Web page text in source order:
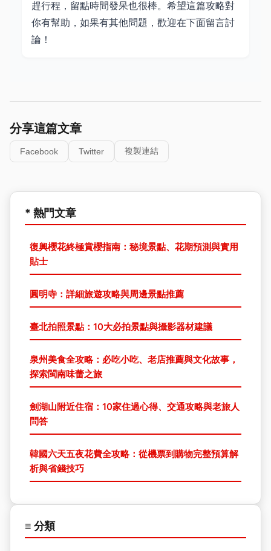
趕行程，留點時間發呆也很棒。希望這篇攻略對
你有幫助，如果有其他問題，歡迎在下面留言討
論！
分享這篇文章
Facebook Twitter 複製連結
* 熱門文章
復興櫻花終極賞櫻指南：秘境景點、花期預測與實用
貼士
圓明寺：詳細旅遊攻略與周邊景點推薦
臺北拍照景點：10大必拍景點與攝影器材建議
泉州美食全攻略：必吃小吃、老店推薦與文化故事，
探索閩南味蕾之旅
劍湖山附近住宿：10家住過心得、交通攻略與老旅人
問答
韓國六天五夜花費全攻略：從機票到購物完整預算解
析與省錢技巧
≡ 分類